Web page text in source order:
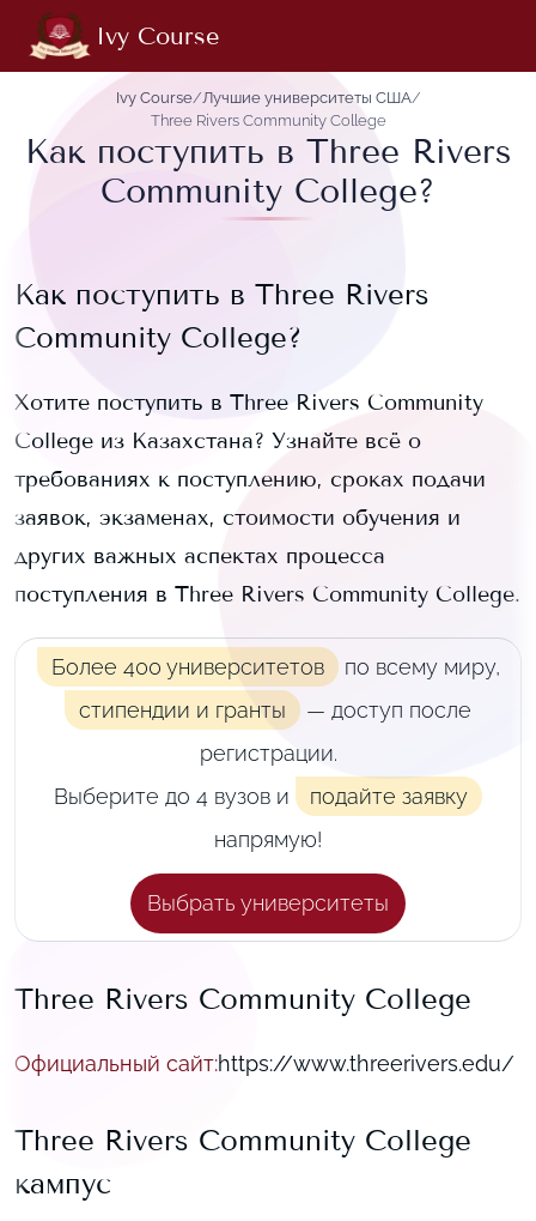
Ivy Course
Ivy Course/Лучшие университеты США/
Three Rivers Community College
Как поступить в Three Rivers
Community College?
Как поступить в Three Rivers
Community College?
Хотите поступить в Three Rivers Community
College из Казахстана? Узнайте всё о
требованиях к поступлению, сроках подачи
заявок, экзаменах, стоимости обучения и
других важных аспектах процесса
поступления в Three Rivers Community College.
Более 400 университетов по всему миру,
стипендии и гранты
— доступ после
регистрации.
Выберите до 4 вузов и
подайте заявку
напрямую!
Выбрать университеты
Three Rivers Community College
Официальный сайт:https://www.threerivers.edu/
Three Rivers Community College
кампус